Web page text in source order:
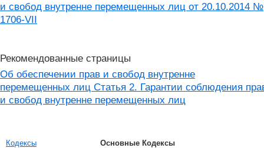
и свобод внутренне перемещенных лиц от 20.10.2014 №
1706-VII
Рекомендованные страницы
Об обеспечении прав и свобод внутренне
перемещенных лиц Статья 2. Гарантии соблюдения
и свобод внутренне перемещенных лиц
Кодексы
Основные Кодексы